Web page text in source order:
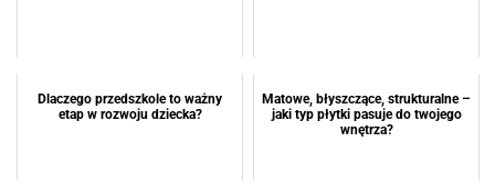
Dlaczego przedszkole to ważny
etap w rozwoju dziecka?
Matowe, błyszczące, strukturalne –
jaki typ płytki pasuje do twojego
wnętrza?